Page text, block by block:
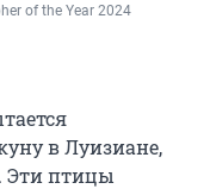
of the Year 2024
в Луизиане,
Эти птицы